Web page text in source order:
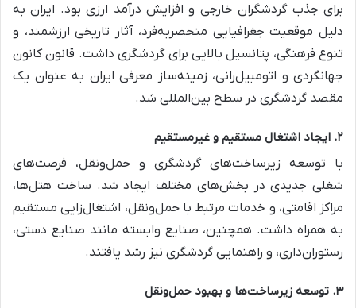
برای جذب گردشگران خارجی و افزایش درآمد ارزی بود. ایران به
دلیل موقعیت جغرافیایی منحصربه‌فرد، آثار تاریخی ارزشمند، و
تنوع فرهنگی، پتانسیل بالایی برای گردشگری داشت. قانون کانون
جهانگردی و اتومبیل‌رانی، زمینه‌ساز معرفی ایران به عنوان یک
مقصد گردشگری در سطح بین‌المللی شد.
۲. ایجاد اشتغال مستقیم و غیرمستقیم
با توسعه زیرساخت‌های گردشگری و حمل‌ونقل، فرصت‌های
شغلی جدیدی در بخش‌های مختلف ایجاد شد. ساخت هتل‌ها،
مراکز اقامتی، و خدمات مرتبط با حمل‌ونقل، اشتغال‌زایی مستقیم
به همراه داشت. همچنین، صنایع وابسته مانند صنایع دستی،
رستوران‌داری، و راهنمایی گردشگری نیز رشد یافتند.
۳. توسعه زیرساخت‌ها و بهبود حمل‌ونقل